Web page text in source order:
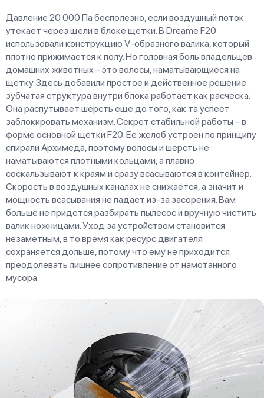
Давление 20 000 Па бесполезно, если воздушный поток
утекает через щели в блоке щетки. В Dreame F20
использовали конструкцию V-образного валика, который
плотно прижимается к полу. Но головная боль владельцев
домашних животных – это волосы, наматывающиеся на
щетку. Здесь добавили простое и действенное решение:
зубчатая структура внутри блока работает как расческа.
Она распутывает шерсть еще до того, как та успеет
заблокировать механизм. Секрет стабильной работы – в
форме основной щетки F20. Ее желоб устроен по принципу
спирали Архимеда, поэтому волосы и шерсть не
наматываются плотными кольцами, а плавно
соскальзывают к краям и сразу всасываются в контейнер.
Скорость в воздушных каналах не снижается, а значит и
мощность всасывания не падает из-за засорения. Вам
больше не придется разбирать пылесос и вручную чистить
валик ножницами. Уход за устройством становится
незаметным, в то время как ресурс двигателя
сохраняется дольше, потому что ему не приходится
преодолевать лишнее сопротивление от намотанного
мусора.